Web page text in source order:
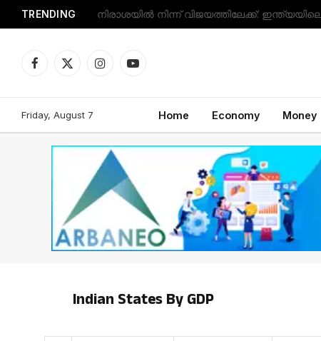
Facebook
X
InstagramYouTube
Friday, August 7 Home Economy Money
Indian States By GDP